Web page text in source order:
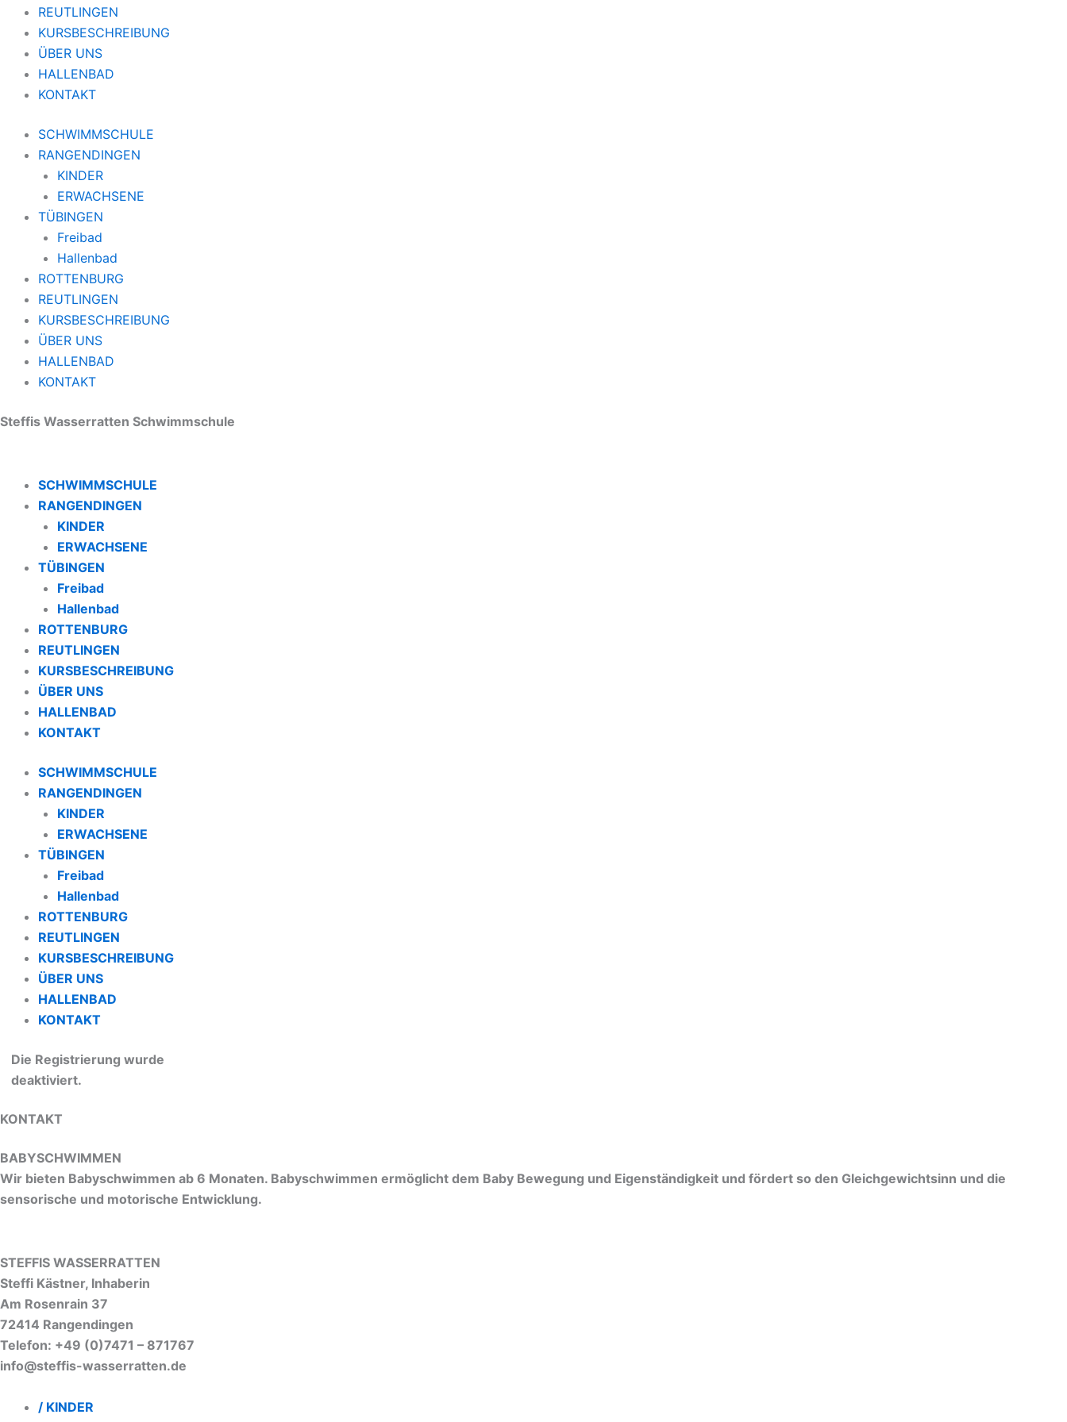
REUTLINGEN
KURSBESCHREIBUNG
ÜBER UNS
HALLENBAD
KONTAKT
SCHWIMMSCHULE
RANGENDINGEN
KINDER
ERWACHSENE
TÜBINGEN
Freibad
Hallenbad
ROTTENBURG
REUTLINGEN
KURSBESCHREIBUNG
ÜBER UNS
HALLENBAD
KONTAKT
Steffis Wasserratten Schwimmschule
SCHWIMMSCHULE
RANGENDINGEN
KINDER
ERWACHSENE
TÜBINGEN
Freibad
Hallenbad
ROTTENBURG
REUTLINGEN
KURSBESCHREIBUNG
ÜBER UNS
HALLENBAD
KONTAKT
SCHWIMMSCHULE
RANGENDINGEN
KINDER
ERWACHSENE
TÜBINGEN
Freibad
Hallenbad
ROTTENBURG
REUTLINGEN
KURSBESCHREIBUNG
ÜBER UNS
HALLENBAD
KONTAKT
Die Registrierung wurde
deaktiviert.
KONTAKT
BABYSCHWIMMEN
Wir bieten Babyschwimmen ab 6 Monaten. Babyschwimmen ermöglicht dem Baby Bewegung und Eigenständigkeit und fördert so den Gleichgewichtsinn und die
sensorische und motorische Entwicklung.
STEFFIS WASSERRATTEN
Steffi Kästner, Inhaberin
Am Rosenrain 37
72414 Rangendingen
Telefon: +49 (0)7471 – 871767
info@steffis-wasserratten.de
/ KINDER